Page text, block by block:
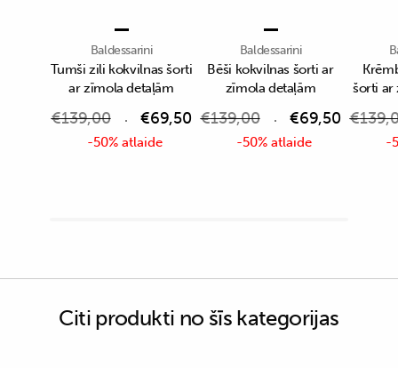
Baldessarini
Tumši zili kokvilnas šorti
ar zīmola detaļām
€139,00 €69,50
-50% atlaide
Baldessarini
Bēši kokvilnas šorti ar
zīmola detaļām
€139,00 €69,50
-50% atlaide
šorti ar
€
-
Citi produkti no šīs kategorijas